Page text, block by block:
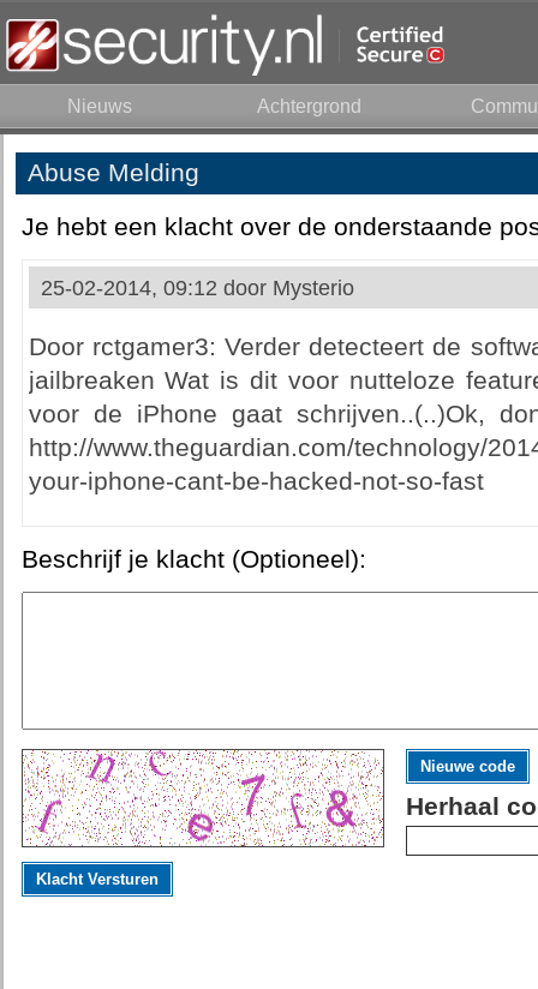
Nieuws Achtergrond
Abuse Melding
Je hebt een klacht over de onderstaande
25-02-2014, 09:12 door Mysterio
Door rctgamer3: Verder detecteert de
jailbreaken Wat is dit voor nutteloze
voor de iPhone gaat schrijven..(..)Ok,
http://www.theguardian.com/technology/
your-iphone-cant-be-hacked-not-so-fast
Beschrijf je klacht (Optioneel):
Nieuwe code
Herhaal
Klacht Versturen